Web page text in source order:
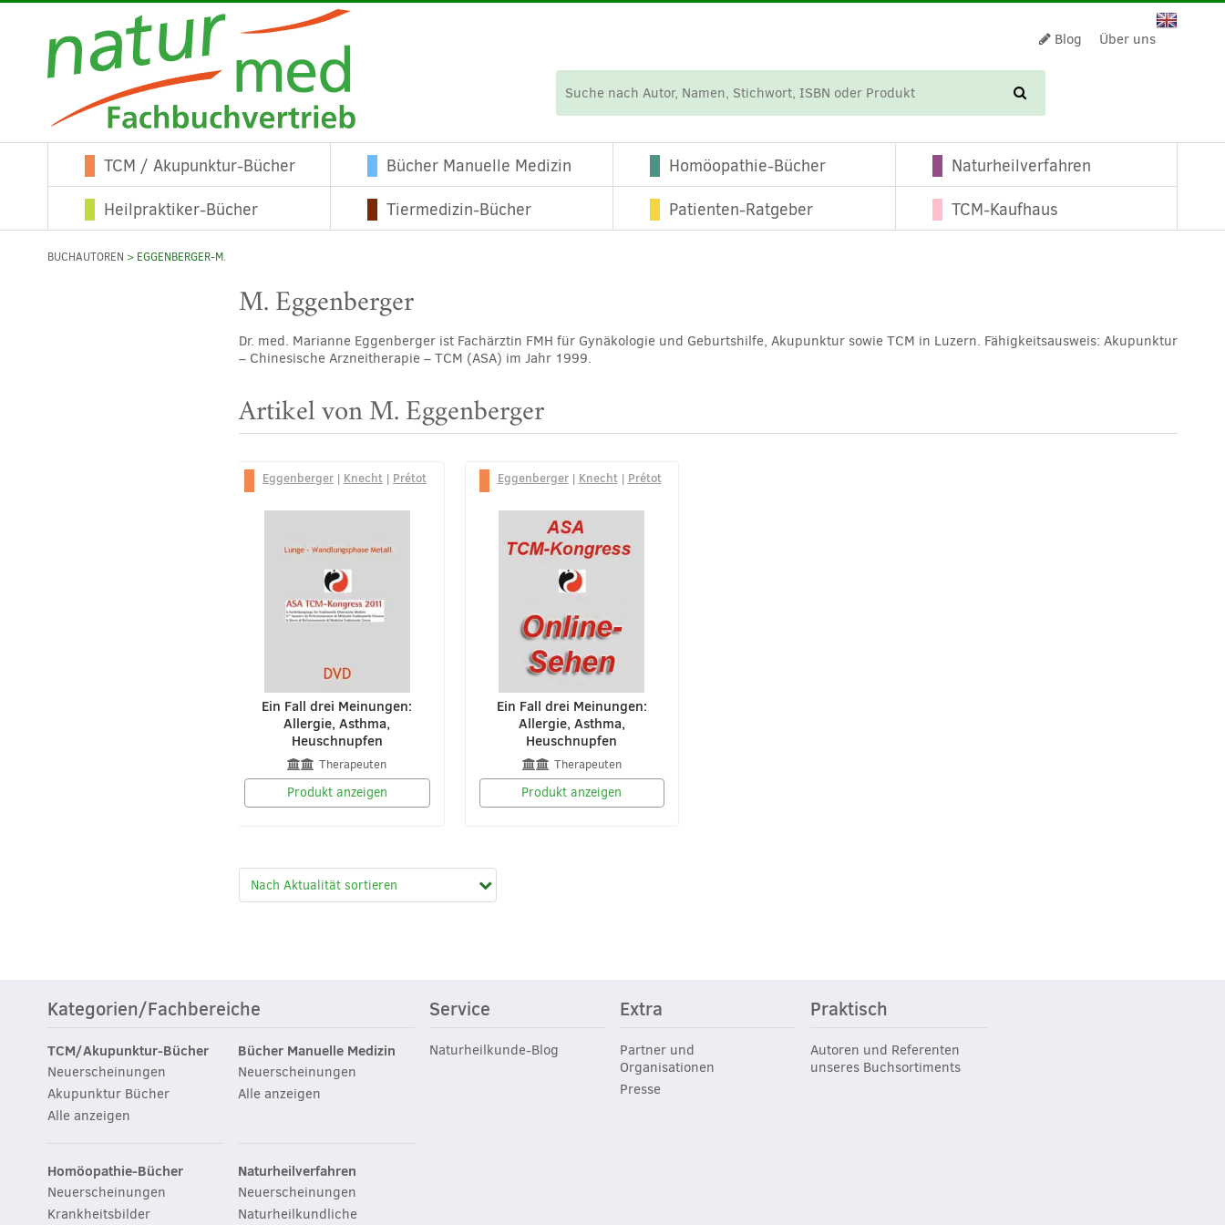
Blog Über uns
TCM / Akupunktur-Bücher Bücher Manuelle Medizin Homöopathie-Bücher
Naturheilverfahren
Heilpraktiker-Bücher
Tiermedizin-Bücher Patienten-Ratgeber TCM-Kaufhaus
BUCHAUTOREN > EGGENBERGER-M.
M. Eggenberger
Dr. med. Marianne Eggenberger ist Fachärztin FMH für Gynäkologie und Geburtshilfe, Akupunktur sowie TCM in Luzern. Fähigkeitsausweis: Akupunktur
– Chinesische Arzneitherapie – TCM (ASA) im Jahr 1999.
Artikel von M. Eggenberger
Eggenberger | Knecht | Prétot
Ein Fall drei Meinungen:
Allergie, Asthma,
Heuschnupfen
Therapeuten
Produkt anzeigen
Eggenberger| Knecht| Prétot
Ein Fall drei Meinungen:
Allergie, Asthma,
Heuschnupfen
Therapeuten
Produkt anzeigen
Kategorien/Fachbereiche
TCM/Akupunktur-Bücher
Neuerscheinungen
Akupunktur Bücher
Alle anzeigen
Bücher Manuelle Medizin
Neuerscheinungen
Alle anzeigen
Homöopathie-Bücher
Neuerscheinungen
Krankheitsbilder
Naturheilverfahren
Neuerscheinungen
Naturheilkundliche
Service
Naturheilkunde-Blog
Extra
Partner und
Organisationen
Presse
Praktisch
Autoren und Referenten
unseres Buchsortiments